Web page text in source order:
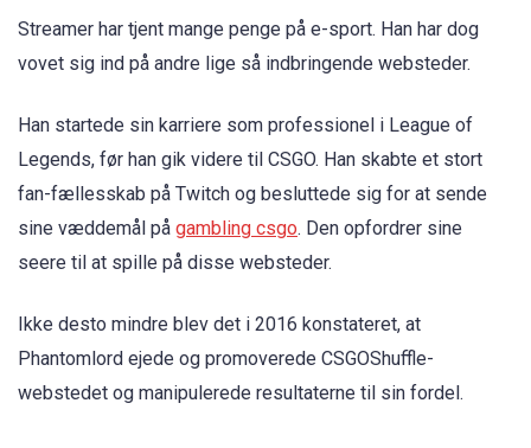
Streamer har tjent mange penge på e-sport. Han har dog
vovet sig ind på andre lige så indbringende websteder.
Han startede sin karriere som professionel i League of
Legends, før han gik videre til CSGO. Han skabte et stort
fan-fællesskab på Twitch og besluttede sig for at sende
sine væddemål på gambling csgo. Den opfordrer sine
seere til at spille på disse websteder.
Ikke desto mindre blev det i 2016 konstateret, at
Phantomlord ejede og promoverede CSGOShuffle-
webstedet og manipulerede resultaterne til sin fordel.